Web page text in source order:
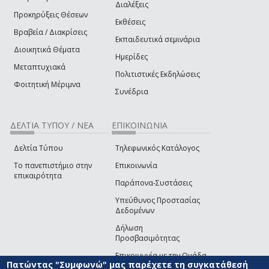
Προκηρύξεις Θέσεων
Βραβεία / Διακρίσεις
Διοικητικά Θέματα
Μεταπτυχιακά
Φοιτητική Μέριμνα
Διαλέξεις
Εκθέσεις
Εκπαιδευτικά σεμινάρια
Ημερίδες
Πολιτιστικές Εκδηλώσεις
Συνέδρια
ΔΕΛΤΙΑ ΤΥΠΟΥ / ΝΕΑ
Δελτία Τύπου
Το πανεπιστήμιο στην
επικαιρότητα
ΕΠΙΚΟΙΝΩΝΙΑ
Τηλεφωνικός Κατάλογος
Επικοινωνία
Παράπονα-Συστάσεις
Υπεύθυνος Προστασίας
Δεδομένων
Δήλωση
Προσβασιμότητας
Επικοινωνία με την Ομάδα
Ανάπτυξης του site(link sends e-mail)
Πατώντας "Συμφωνώ" μας παρέχετε τη συγκατάθεσή